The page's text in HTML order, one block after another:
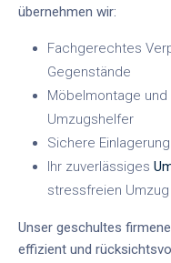
übernehmen wir:
Fachgerechtes
Gegenstände
Möbelmontage
Umzugshelfer
Sichere
Ihr zuverlässiges
stressfreien Umzug
Unser geschultes
effizient und